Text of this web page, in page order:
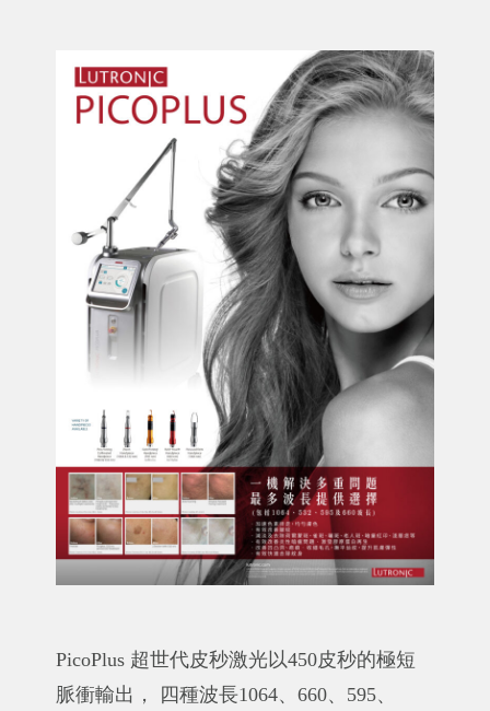
PicoPlus 超世代皮秒激光以450皮秒的極短
脈衝輸出， 四種波長1064、660、595、